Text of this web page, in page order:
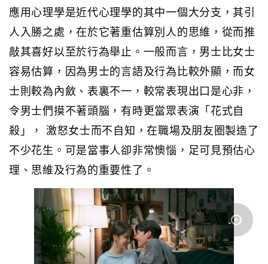
應用心理學是近代心理學的其中一個大分支，其引
人入勝之處，在於它著重估算別人的思維，從而推
敲其喜好以至於行為舉止。一般而言，男士比女士
容易估算，因為男士的言語及行為比較外顯，而女
士則較為內斂、表裏不一，較常表現出口是心非，
令男士們摸不著頭腦，有時更當眾表演「花式自
殺」， 激怒女士而不自知，在職場及朋友圈製造了
不少花生。可是當事人卻非常懊惱，足可見預估心
理、思維及行為的重要性了。